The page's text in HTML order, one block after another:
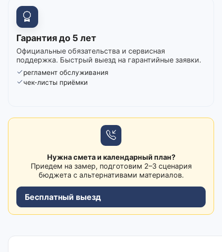
Гарантия до 5 лет
Официальные обязательства и сервисная
поддержка. Быстрый выезд на гарантийные заявки.
регламент обслуживания
чек-листы приёмки
Нужна смета и календарный план?
Приедем на замер, подготовим 2–3 сценария
бюджета с альтернативами материалов.
Бесплатный выезд